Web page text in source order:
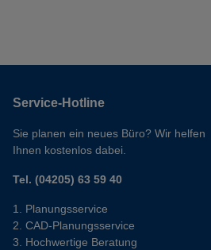
Service-Hotline
Sie planen ein neues Büro? Wir helfen
Ihnen kostenlos dabei.
Tel. (04205) 63 59 40
Planungsservice
CAD-Planungsservice
Hochwertige Beratung